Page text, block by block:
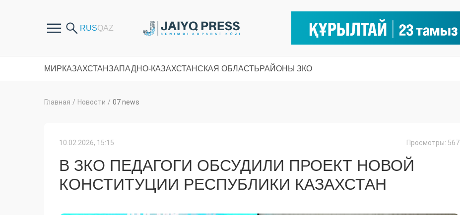
МИРКАЗАХСТАНЗАПАДНО-КАЗАХСТАНСКАЯ ОБЛАСТЬРАЙОНЫ ЗКО
Главная / Новости / 07 news
10.02.2026, 15:15 Просмотры: 567
В ЗКО ПЕДАГОГИ ОБСУДИЛИ ПРОЕКТ НОВОЙ
КОНСТИТУЦИИ РЕСПУБЛИКИ КАЗАХСТАН